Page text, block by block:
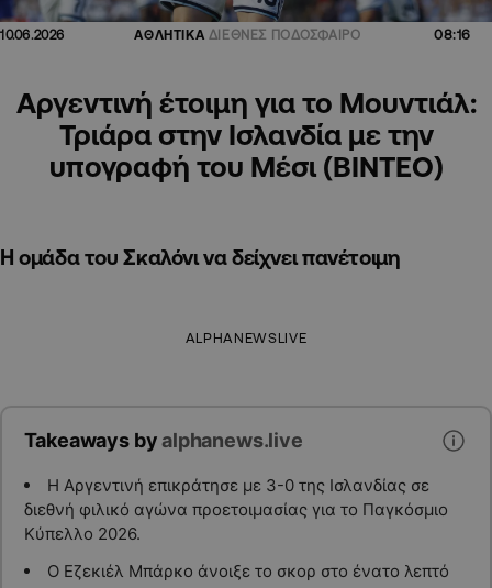
10.06.2026 ΑΘΛΗΤΙΚΑ ΔΙΕΘΝΕΣ ΠΟΔΟΣΦΑΙΡΟ 08:16
Αργεντινή έτοιμη για το Μουντιάλ:
Τριάρα στην Ισλανδία με την
υπογραφή του Μέσι (BINTEO)
Η ομάδα του Σκαλόνι να δείχνει πανέτοιμη
ALPHANEWSLIVE
Takeaways byalphanews.live
Η Αργεντινή επικράτησε με 3-0 της Ισλανδίας σε
διεθνή φιλικό αγώνα προετοιμασίας για το Παγκόσμιο
Κύπελλο 2026.
Ο Εζεκιέλ Μπάρκο άνοιξε το σκορ στο ένατο λεπτό